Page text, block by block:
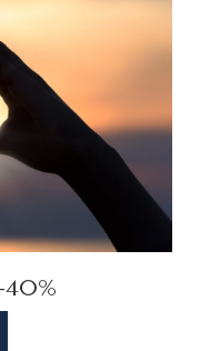
40%